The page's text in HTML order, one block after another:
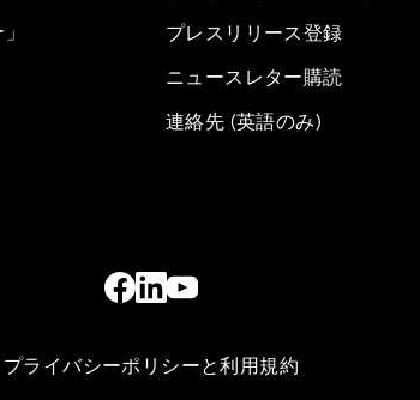
プレスリリース登録
ニュースレター購読
連絡先 (英語のみ)
プライバシーポリシーと利用規約